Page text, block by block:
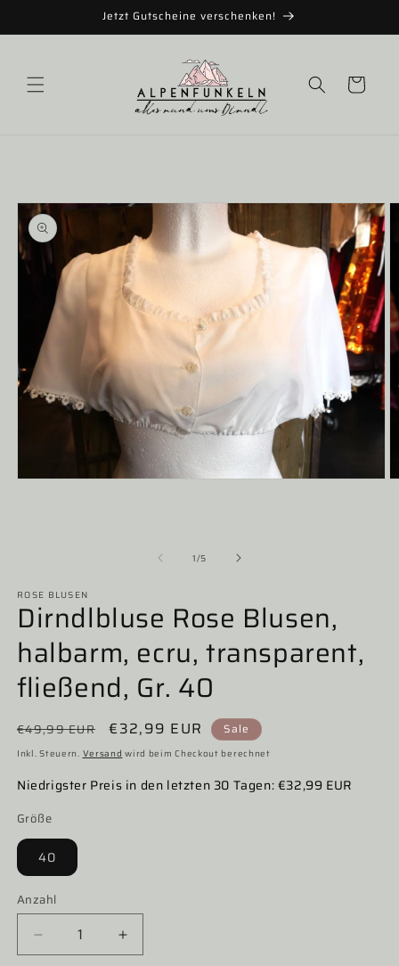
Inhalt
Jetzt Gutscheine verschenken!
Warenkorb
1/von
5
ROSE BLUSEN
Dirndlbluse Rose Blusen,
halbarm, ecru, transparent,
fließend, Gr. 40
Normaler
Preis
€49,99 EUR Verkaufspreis
€32,99 EUR Sale
Inkl. Steuern. Versand wird beim Checkout berechnet
Niedrigster Preis in den letzten 30 Tagen: €32,99 EUR
Größe
40
Anzahl
Verringere
die
Erhöhe
die